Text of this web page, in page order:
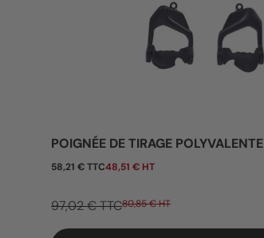
POIGNÉE DE TIRAGE POLYVALENTE
Precio de venta
58,21 € TTC48,51 € HT
97,02 € TTC80,85 € HT